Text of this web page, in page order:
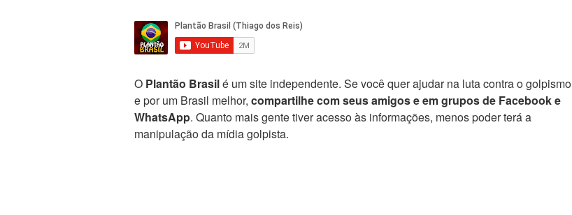
O Plantão Brasilé um site independente. Se você quer ajudar na luta contra o golpismo
e por um Brasil melhor, compartilhe com seus amigos e em grupos de Facebook e
WhatsApp. Quanto mais gente tiver acesso às informações, menos poder terá a
manipulação da mídia golpista.